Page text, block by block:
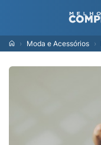
Moda e Acessórios